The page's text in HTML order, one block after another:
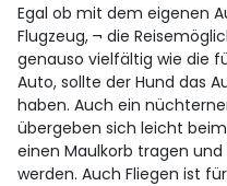
Egal ob mit dem eigenen
Flugzeug, ¬ die
genauso vielfältig wie die
Auto, sollte der Hund das
haben. Auch ein
übergeben sich leicht
einen Maulkorb tragen
werden. Auch Fliegen ist